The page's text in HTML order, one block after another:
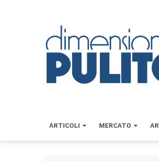
ARTICOLI MERCATO